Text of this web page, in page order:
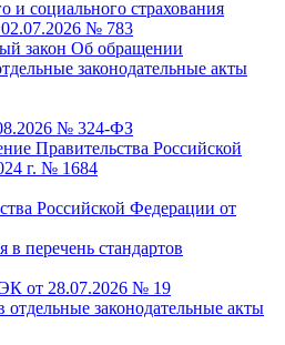
и социального страхования
№ 783
№ 324-ФЗ
Российской Федерации от
от 28.07.2026 № 19